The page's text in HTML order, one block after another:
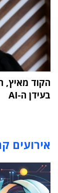
הקוד מאיץ,
בעידן ה-AI
אירועים